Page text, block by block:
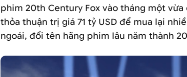
phim 20th Century Fox vào tháng một
thỏa thuận trị giá 71 tỷ USD để mua lại
ngoái, đổi tên hãng phim lâu năm thành